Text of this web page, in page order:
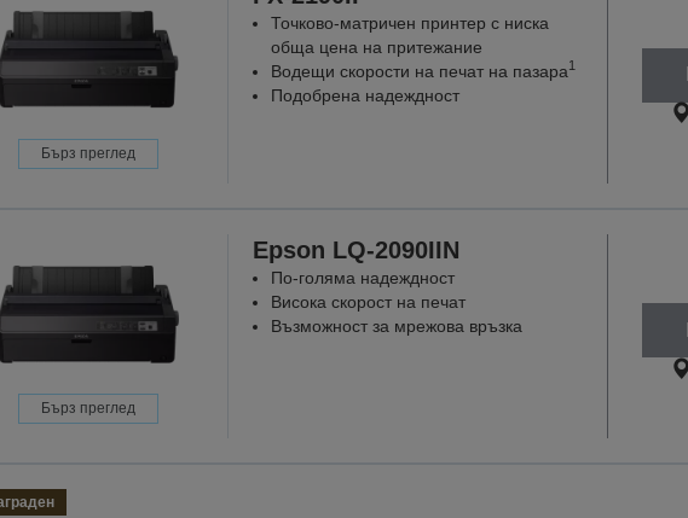
Бърз преглед
Точково-матричeн принтер с ниска
обща цена на притежание
Водещи скорости на печат на пазара1
Подобрена надеждност
Бърз преглед
Epson LQ-2090IIN
По-голяма надеждност
Висока скорост на печат
Възможност за мрежова връзка